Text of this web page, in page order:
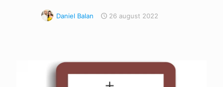
Daniel Balan 26 august 2022